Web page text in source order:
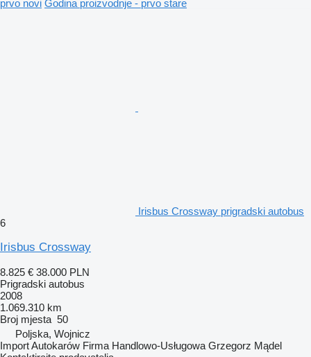
prvo novi Godina proizvodnje - prvo stare
Irisbus Crossway prigradski autobus
6
Irisbus Crossway
8.825 € 38.000 PLN
Prigradski autobus
2008
1.069.310 km
Broj mjesta 50
Poljska, Wojnicz
Import Autokarów Firma Handlowo-Usługowa Grzegorz Mądel